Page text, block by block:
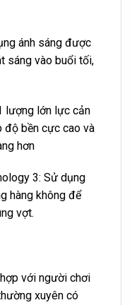
ánh sáng được
sáng vào buổi tối,
lượng lớn lực cản
độ bền cực cao và
hơn
3: Sử dụng
hàng không để
vợt.
với người chơi
xuyên có